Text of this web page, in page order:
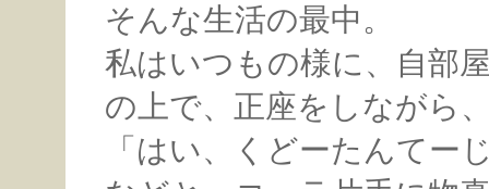
そんな生活の最中。
私はいつもの様に、自部
の上で、正座をしながら
「はい、くどーたんてー